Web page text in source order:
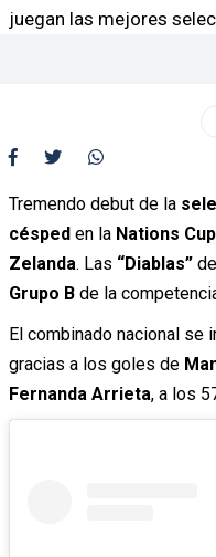
juegan las mejores
Tremendo debut de la
céspeden la Nations Cup
Zelanda. Las “Diablas”
Grupo Bde la
El combinado nacional se
gracias a los goles de
Fernanda Arrieta, a los